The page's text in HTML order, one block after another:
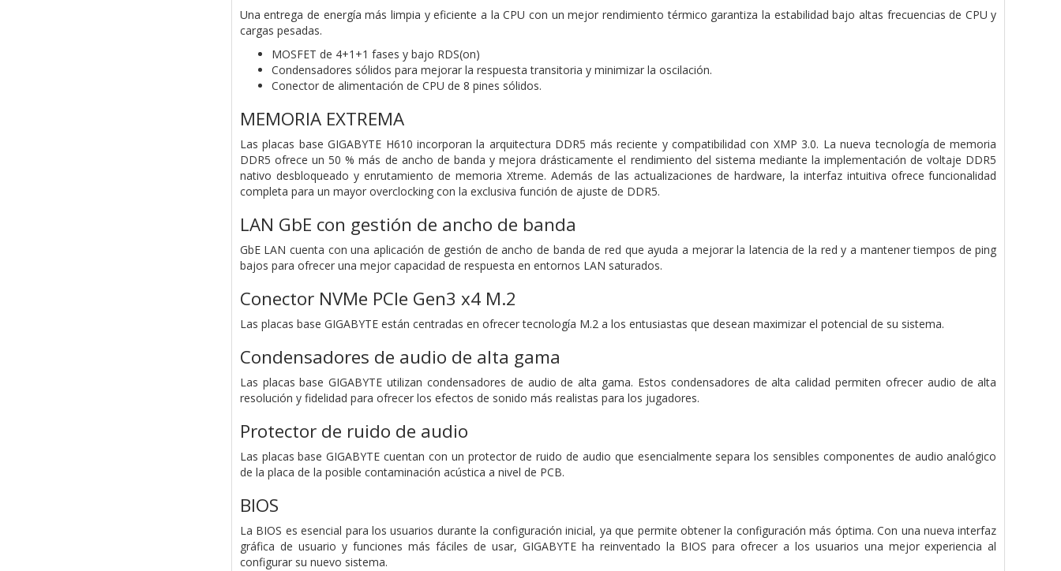
Una entrega de energía más limpia y eficiente a la CPU con un mejor rendimiento térmico garantiza la estabilidad bajo altas frecuencias de CPU y
cargas pesadas.
MOSFET de 4+1+1 fases y bajo RDS(on)
Condensadores sólidos para mejorar la respuesta transitoria y minimizar la oscilación.
Conector de alimentación de CPU de 8 pines sólidos.
MEMORIA EXTREMA
Las placas base GIGABYTE H610 incorporan la arquitectura DDR5 más reciente y compatibilidad con XMP 3.0. La nueva tecnología de memoria
DDR5 ofrece un 50 % más de ancho de banda y mejora drásticamente el rendimiento del sistema mediante la implementación de voltaje DDR5
nativo desbloqueado y enrutamiento de memoria Xtreme. Además de las actualizaciones de hardware, la interfaz intuitiva ofrece funcionalidad
completa para un mayor overclocking con la exclusiva función de ajuste de DDR5.
LAN GbE con gestión de ancho de banda
GbE LAN cuenta con una aplicación de gestión de ancho de banda de red que ayuda a mejorar la latencia de la red y a mantener tiempos de ping
bajos para ofrecer una mejor capacidad de respuesta en entornos LAN saturados.
Conector NVMe PCIe Gen3 x4 M.2
Las placas base GIGABYTE están centradas en ofrecer tecnología M.2 a los entusiastas que desean maximizar el potencial de su sistema.
Condensadores de audio de alta gama
Las placas base GIGABYTE utilizan condensadores de audio de alta gama. Estos condensadores de alta calidad permiten ofrecer audio de alta
resolución y fidelidad para ofrecer los efectos de sonido más realistas para los jugadores.
Protector de ruido de audio
Las placas base GIGABYTE cuentan con un protector de ruido de audio que esencialmente separa los sensibles componentes de audio analógico
de la placa de la posible contaminación acústica a nivel de PCB.
BIOS
La BIOS es esencial para los usuarios durante la configuración inicial, ya que permite obtener la configuración más óptima. Con una nueva interfaz
gráfica de usuario y funciones más fáciles de usar, GIGABYTE ha reinventado la BIOS para ofrecer a los usuarios una mejor experiencia al
configurar su nuevo sistema.